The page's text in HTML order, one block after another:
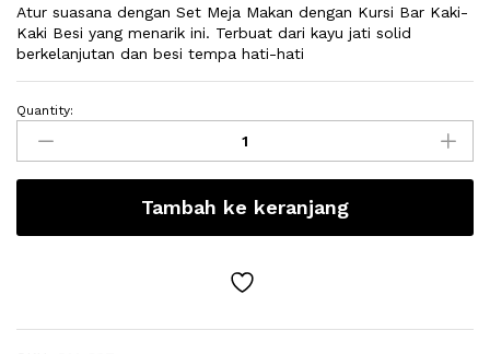
Atur suasana dengan Set Meja Makan dengan Kursi Bar Kaki-
Kaki Besi yang menarik ini. Terbuat dari kayu jati solid
berkelanjutan dan besi tempa hati-hati
Set
Meja
Makan
dengan
Bar
quantity
Quantity:
Tambah ke keranjang